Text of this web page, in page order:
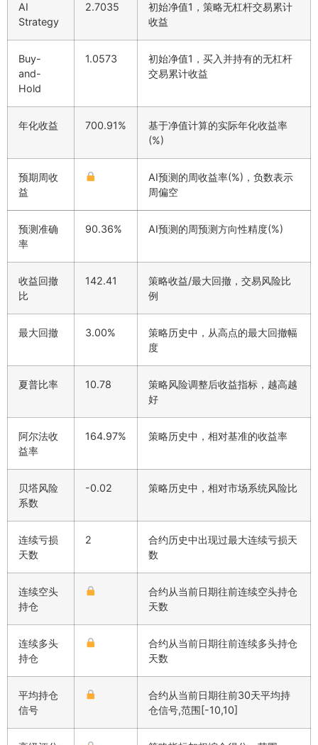
AI
Strategy
2.7035
初始净值1，策略无杠杆交易累计
收益
Buy-
and-
Hold
1.0573
初始净值1，买入并持有的无杠杆
交易累计收益
年化收益 700.91%
基于净值计算的实际年化收益率
(%)
预期周收
益
AI预测的周收益率(%)，负数表示
周偏空
预测准确
率
90.36% AI预测的周预测方向性精度(%)
收益回撤
比
142.41
策略收益/最大回撤，交易风险比
例
最大回撤 3.00%
策略历史中，从高点的最大回撤幅
度
夏普比率 10.78
策略风险调整后收益指标，越高越
好
阿尔法收
益率
164.97% 策略历史中，相对基准的收益率
贝塔风险
系数
-0.02 策略历史中，相对市场系统风险比
连续亏损
天数
2
合约历史中出现过最大连续亏损天
数
连续空头
持仓
合约从当前日期往前连续空头持仓
天数
连续多头
持仓
合约从当前日期往前连续多头持仓
天数
平均持仓
信号
合约从当前日期往前30天平均持
仓信号,范围[-10,10]